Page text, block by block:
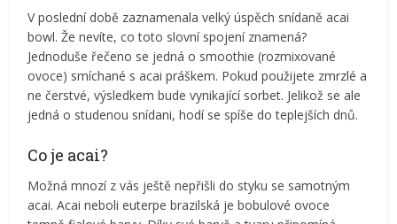
V poslední době zaznamenala velký úspěch snídaně acai
bowl. Že nevíte, co toto slovní spojení znamená?
Jednoduše řečeno se jedná o smoothie (rozmixované
ovoce) smíchané s acai práškem. Pokud použijete zmrzlé a
ne čerstvé, výsledkem bude vynikající sorbet. Jelikož se ale
jedná o studenou snídani, hodí se spíše do teplejších dnů.
Co je acai?
Možná mnozí z vás ještě nepřišli do styku se samotným
acai. Acai neboli euterpe brazilská je bobulové ovoce